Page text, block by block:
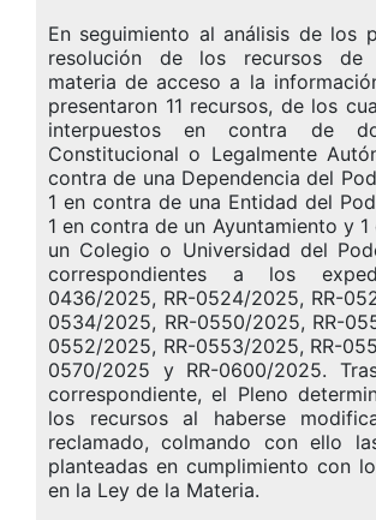
En seguimiento al análisis de los
resolución de los recursos de
materia de acceso a la
presentaron 11 recursos, de los
interpuestos en contra de
Constitucional o Legalmente
contra de una Dependencia del
1 en contra de una Entidad del
1 en contra de un Ayuntamiento y
un Colegio o Universidad del
correspondientes a los
0436/2025, RR-0524/2025, RR-
0534/2025, RR-0550/2025, RR-
0552/2025, RR-0553/2025, RR-
0570/2025 y RR-0600/2025.
correspondiente, el Pleno
los recursos al haberse
reclamado, colmando con ello
planteadas en cumplimiento con
en la Ley de la Materia.